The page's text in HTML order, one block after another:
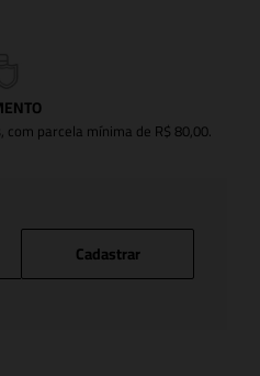
parcela mínima de R$ 80,00.
Cadastrar